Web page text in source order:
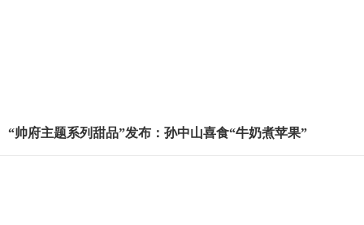
“帅府主题系列甜品”发布：孙中山喜食“牛奶煮苹果”